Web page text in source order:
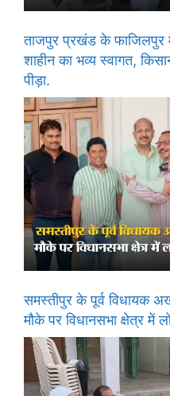
ताजपुर प्रखंड के फाजिलपुर
शाहीन का भव्य स्वागत,
पीड़ा.
समस्तीपुर के पूर्व विधायक
मौके पर विधानसभा क्षेत्र में